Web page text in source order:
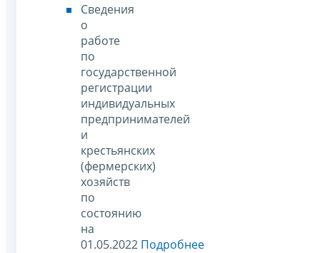
Сведения
о
работе
по
государственной
регистрации
индивидуальных
предпринимателей
и
крестьянских
(фермерских)
хозяйств
по
состоянию
на
01.05.2022 Подробнее